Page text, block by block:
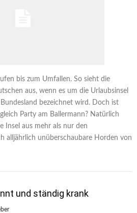
bis zum Umfallen. So sieht die
aus, wenn es um die Urlaubsinsel
bezeichnet wird. Doch ist
Party am Ballermann? Natürlich
Insel aus mehr als nur den
alljährlich unüberschaubare Horden von
und ständig krank